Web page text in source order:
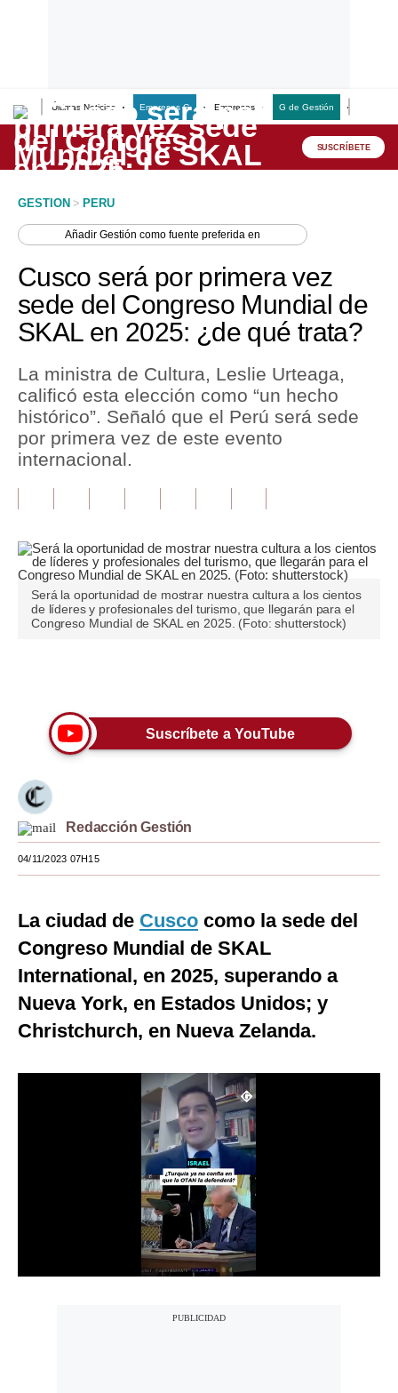
Últimas Noticias Empresas G Empresas G de Gestión
Lo último
Peru Quiosco
Economía
Mercados
Política
Tu Dinero
Finanzas Personales
Opinión
Editorial
Tendencias
Lujo
Viajes
Moda
Estilos
EEUU
España
Internacional
Tecnología
SUSCRÍBETE
GESTION > PERU
AñadirGestión como fuente preferida en
Cusco será por primera vez
sede del Congreso Mundial de
SKAL en 2025: ¿de qué trata?
La ministra de Cultura, Leslie Urteaga,
calificó esta elección como “un hecho
histórico”. Señaló que el Perú será sede
por primera vez de este evento
internacional.
Será la oportunidad de mostrar nuestra cultura a los cientos
de líderes y profesionales del turismo, que llegarán para el
Congreso Mundial de SKAL en 2025. (Foto: shutterstock)
Suscríbete a YouTube
Redacción Gestión
04/11/2023 07H15
La ciudad de Cusco como la sede del
Congreso Mundial de SKAL
International, en 2025, superando a
Nueva York, en Estados Unidos; y
Christchurch, en Nueva Zelanda.